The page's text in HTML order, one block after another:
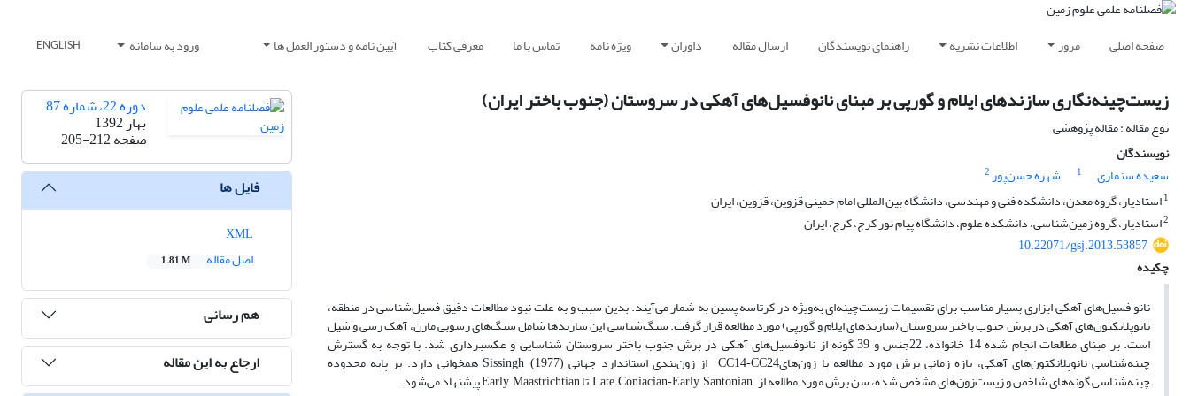
صفحه اصلی مرور اطلاعات نشریه راهنمای نویسندگان ارسال مقاله داوران ویژه نامه تماس با ما معرفی کتاب آیین نامه و دستور العمل ها ورود به سامانه ENGLISH
زیست‌چینه‌نگاری سازندهای ایلام و گورپی بر مبنای نانوفسیل‌های آهکی در سروستان (جنوب باختر ایران)
نوع مقاله : مقاله پژوهشی
نویسندگان
سعیده سنماری
1 شهره حسن‌پور2
1استادیار، گروه معدن، دانشکده فنی و مهندسی، دانشگاه بین المللی امام خمینی قزوین، قزوین، ایران
2استادیار، گروه زمین‌شناسی، دانشکده علوم، دانشگاه پیام نور کرج، کرج، ایران
10.22071/gsj.2013.53857
چکیده
نانو فسیل‌های آهکی ابزاری بسیار مناسب برای تقسیمات زیست‌چینه‌ای به‌ویژه در کرتاسه پسین به شمار می‌آیند. بدین سبب و به علت نبود مطالعات دقیق فسیل‌شناسی در منطقه،
نانوپلانکتون‌های آهکی در برش جنوب باختر سروستان (سازندهای ایلام و گورپی) مورد مطالعه قرار گرفت. سنگ‌شناسی این سازندها شامل سنگ‌های رسوبی مارن، آهک رسی و شیل
است. بر مبنای مطالعات انجام شده 14 خانواده، 22جنس و 39 گونه از نانوفسیل‌های آهکی در برش جنوب باختر سروستان شناسایی و عکسبرداری شد. با توجه به گسترش
چینه‌شناسی نانوپلانکتون‌های آهکی، بازه زمانی برش مورد مطالعه با زون‌هایCC14-CC24 از زون‌بندی استاندارد جهانی Sissingh (1977) همخوانی دارد. بر پایه محدوده
چینه‌شناسی گونه‌های شاخص و زیست‌زون‌های مشخص شده، سن برش مورد مطالعه از تا Early Maastrichtianپیشنهاد می‌شود.
دوره 22، شماره 87
بهار 1392
صفحه205-212
فایل ها
اصل مقاله
1.81 M
هم رسانی
ارجاع به این مقاله